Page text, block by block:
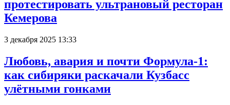
протестировать ультрановый ресторан
Кемерова
3 декабря 2025 13:33
Любовь, авария и почти Формула-1:
как сибиряки раскачали Кузбасс
улётными гонками